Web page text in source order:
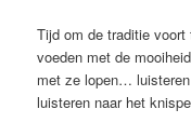
Tijd om de traditie
voeden met de
met ze lopen…
luisteren naar het